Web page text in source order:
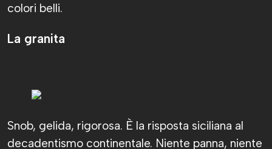
colori belli.
La granita
Snob, gelida, rigorosa. È la risposta siciliana al
decadentismo continentale. Niente panna, niente